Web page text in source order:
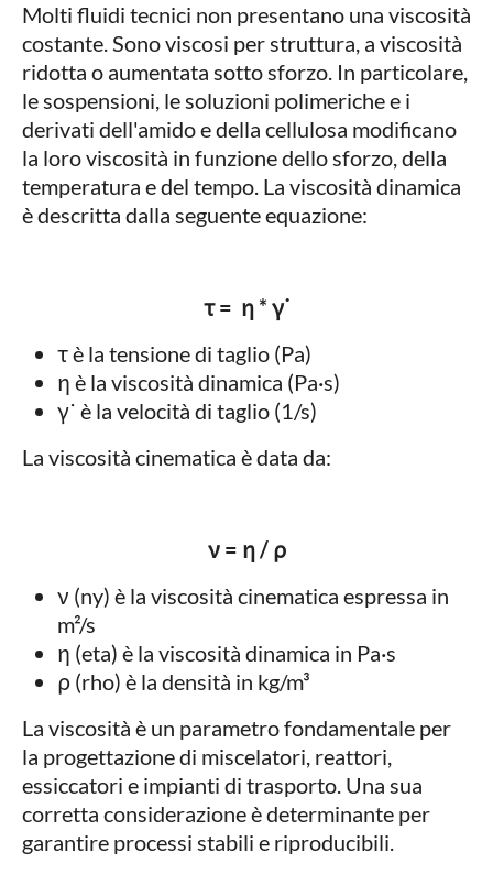
Molti fluidi tecnici non presentano una viscosità
costante. Sono viscosi per struttura, a viscosità
ridotta o aumentata sotto sforzo. In particolare,
le sospensioni, le soluzioni polimeriche e i
derivati dell'amido e della cellulosa modificano
la loro viscosità in funzione dello sforzo, della
temperatura e del tempo. La viscosità dinamica
è descritta dalla seguente equazione:
τ = η *​ γ˙
τ è la tensione di taglio (Pa)
η è la viscosità dinamica (Pa·s)
γ˙ è la velocità di taglio (1/s)
La viscosità cinematica è data da:
ν = η / ρ
ν (ny) è la viscosità cinematica espressa in
m²/s
η (eta) è la viscosità dinamica in Pa·s
ρ (rho) è la densità in kg/m³
La viscosità è un parametro fondamentale per
la progettazione di miscelatori, reattori,
essiccatori e impianti di trasporto. Una sua
corretta considerazione è determinante per
garantire processi stabili e riproducibili.